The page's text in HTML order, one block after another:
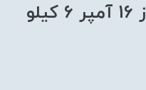
كليد مينياتوري تك فاز 16 آمپر 6 كيلو